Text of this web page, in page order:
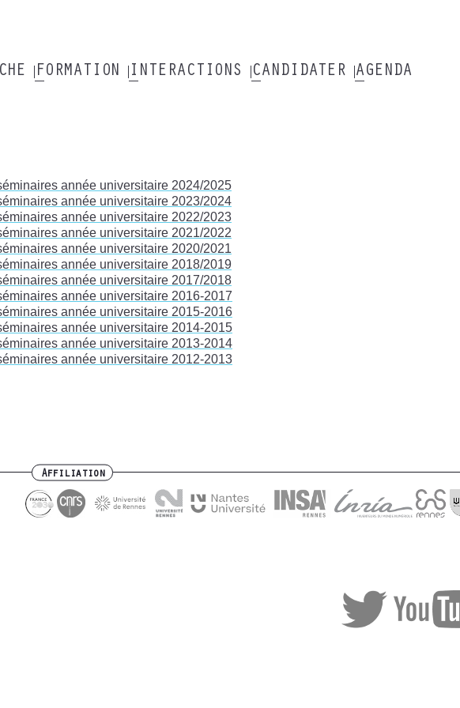
FORMATION INTERACTIONS CANDIDATER AGENDA
année universitaire 2024/2025
année universitaire 2023/2024
année universitaire 2022/2023
année universitaire 2021/2022
année universitaire 2020/2021
année universitaire 2018/2019
année universitaire 2017/2018
année universitaire 2016-2017
année universitaire 2015-2016
année universitaire 2014-2015
année universitaire 2013-2014
année universitaire 2012-2013
Affiliation